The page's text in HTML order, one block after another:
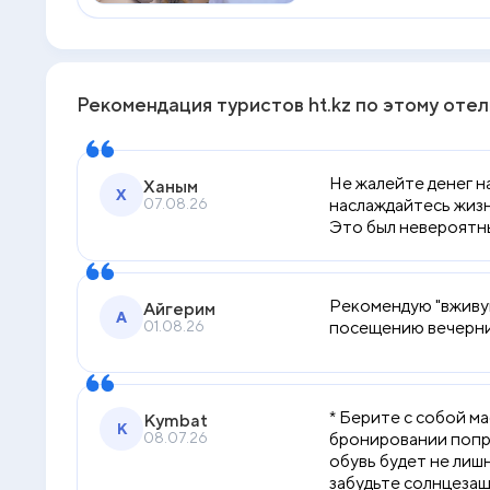
Рекомендация туристов ht.kz по этому
Х Ханым
07.08.26
Не жалейте денег
наслаждайтесь
Это был
А Айгерим
01.08.26
Рекомендую
посещению
K Kymbat
08.07.26
* Берите с собой
бронировании
обувь будет не
забудьте